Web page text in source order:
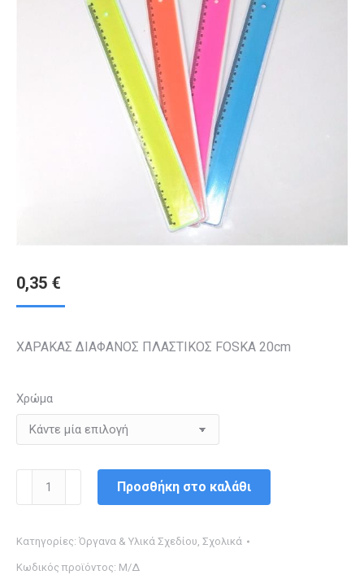
0,35 €
ΧΑΡΑΚΑΣ ΔΙΑΦΑΝΟΣ ΠΛΑΣΤΙΚΟΣ FOSKA 20cm
Χρώμα
ΧΑΡΑΚΑΣ
ΔΙΑΦΑΝΟΣ
ΠΛΑΣΤΙΚΟΣ
20cm
Προσθήκη στο καλάθι
Κατηγορίες: Όργανα & Υλικά Σχεδίου, Σχολικά
Κωδικός προϊόντος: Μ/Δ